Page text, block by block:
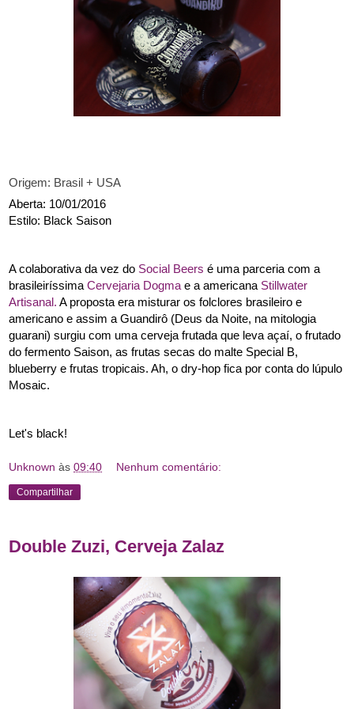
Origem: Brasil + USA
Aberta: 10/01/2016
Estilo: Black Saison
A colaborativa da vez do Social Beers é uma parceria com a
brasileiríssima Cervejaria Dogma e a americana Stillwater
Artisanal. A proposta era misturar os folclores brasileiro e
americano e assim a Guandirô (Deus da Noite, na mitologia
guarani) surgiu com uma cerveja frutada que leva açaí, o frutado
do fermento Saison, as frutas secas do malte Special B,
blueberry e frutas tropicais. Ah, o dry-hop fica por conta do lúpulo
Mosaic.
Let's black!
Unknown às 09:40 Nenhum comentário:
Compartilhar
Double Zuzi, Cerveja Zalaz